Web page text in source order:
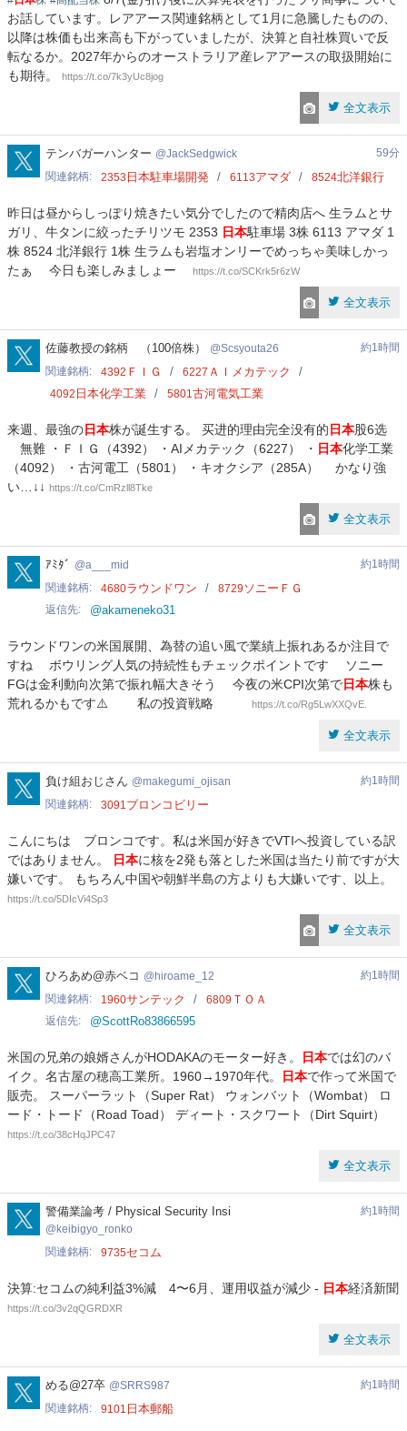
お話しています。レアアース関連銘柄として1月に急騰したものの、
以降は株価も出来高も下がっていましたが、決算と自社株買いで反
転なるか。2027年からのオーストラリア産レアアースの取扱開始に
も期待。
https://t.co/7k3yUc8jog
全文表示
JackSedgwick
テンバガーハンター JackSedgwick
59分
関連銘柄
2353 日本駐車場開発 6113アマダ 8524北洋銀行
昨日は昼からしっぽり焼きたい気分でしたので精肉店へ 生ラムとサ
ガリ、牛タンに絞ったチリツモ 2353 日本駐車場 3株 6113 アマダ 1
株 8524 北洋銀行 1株 生ラムも岩塩オンリーでめっちゃ美味しかっ
たぁ 今日も楽しみましょー
https://t.co/SCKrk5r6zW
全文表示
Scsyouta26
佐藤教授の銘柄 （100倍株） Scsyouta26
約1時間
関連銘柄
4392 ＦＩＧ 6227 ＡＩメカテック
4092 日本化学工業 5801古河電気工業
来週、最強の日本株が誕生する。 买进的理由完全没有的 日本股6选
無難 ・ＦＩＧ（4392） ・AIメカテック（6227） ・ 日本化学工業
（4092） ・古河電工（5801） ・キオクシア（285A） かなり強
い…↓↓ https://t.co/CmRzll8Tke
全文表示
a___mid
ｱﾐﾀﾞ a___mid
約1時間
関連銘柄
4680ラウンドワン 8729 ソニーＦＧ
返信先 @akameneko31
ラウンドワンの米国展開、為替の追い風で業績上振れあるか注目で
すね ボウリング人気の持続性もチェックポイントです ソニー
FGは金利動向次第で振れ幅大きそう 今夜の米CPI次第で日本株も
荒れるかもです⚠️ 私の投資戦略
https://t.co/Rg5LwXXQvE.
全文表示
makegumi_ojisan
負け組おじさん makegumi_ojisan
約1時間
関連銘柄
3091ブロンコビリー
こんにちは ブロンコです。私は米国が好きでVTIへ投資している訳
ではありません。
日本に核を2発も落とした米国は当たり前ですが大
嫌いです。 もちろん中国や朝鮮半島の方よりも大嫌いです、以上。
https://t.co/5DIcVi4Sp3
全文表示
hiroame_12
ひろあめ@赤ベコ hiroame_12
約1時間
関連銘柄
1960サンテック 6809 ＴＯＡ
返信先 @ScottRo83866595
米国の兄弟の娘婿さんがHODAKAのモーター好き。 日本では幻のバ
イク。名古屋の穂高工業所。1960→1970年代。
日本で作って米国で
販売。 スーパーラット（Super Rat） ウォンバット（Wombat） ロ
ード・トード（Road Toad） ディート・スクワート（Dirt Squirt）
https://t.co/38cHqJPC47
全文表示
keibigyo_ronko
警備業論考 / Physical Security Insi
keibigyo_ronko
約1時間
関連銘柄 9735セコム
決算:セコムの純利益3%減 4〜6月、運用収益が減少 - 日本経済新聞
https://t.co/3v2qQGRDXR
全文表示
SRRS987
める@27卒 SRRS987
約1時間
関連銘柄
9101 日本郵船